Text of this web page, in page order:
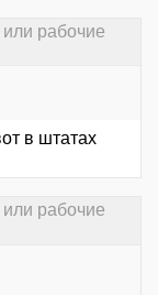
рабочие
в штатах
рабочие